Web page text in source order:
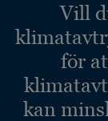
Vill
för
kan